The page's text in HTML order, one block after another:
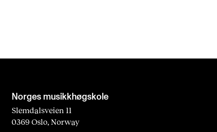
Norges musikk­høgskole
Slemdalsveien 11
0369 Oslo, Norway